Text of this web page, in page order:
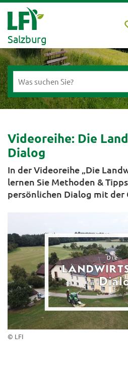
Salzburg
Videoreihe: Die
Dialog
In der Videoreihe „Die
lernen Sie Methoden &
persönlichen Dialog mit der
© LFI